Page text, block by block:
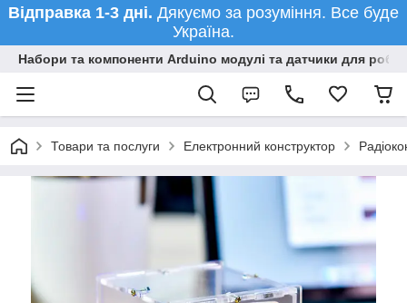
Відправка 1-3 дні. Дякуємо за розуміння. Все буде
Україна.
Набори та компоненти Arduino модулі та датчики для
Товари та послуги Електронний конструктор